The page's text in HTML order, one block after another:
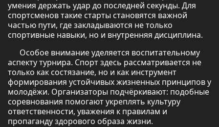
умения держать удар до последней секунды. Для
спортсменов такие старты становятся важной
частью пути, где закладываются не только
спортивные навыки, но и внутренняя дисциплина.
Особое внимание уделяется воспитательному
аспекту турнира. Спорт здесь рассматривается не
только как состязание, но и как инструмент
формирования устойчивых жизненных принципов у
молодёжи. Организаторы подчёркивают: подобные
соревнования помогают укреплять культуру
ответственности, уважения к правилам и
пропаганду здорового образа жизни.